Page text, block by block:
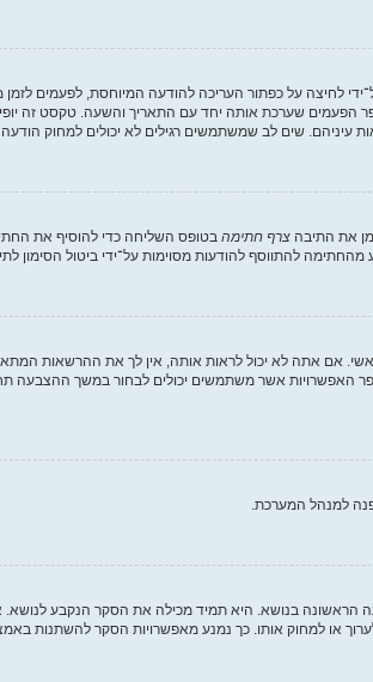
לחיצה על כפתור העריכה להודעה המיוחסת, לפעמים
שערכת אותה יחד עם התאריך והשעה. טקסט זה
שים לב שמשתמשים רגילים לא יכולים למחוק
את התיבה צרף חתימה בטופס השליחה כדי להוסיף את
להתווסף להודעות מסוימות על־ידי ביטול הסימון
אם אתה לא יכול לראות אותה, אין לך את ההרשאות
אשר משתמשים יכולים לבחור במשך ההצבעה
למנהל המערכת.
הראשונה בנושא. היא תמיד מכילה את הסקר הנקבע
או למחוק אותו. כך נמנע מאפשרויות הסקר להשתנות